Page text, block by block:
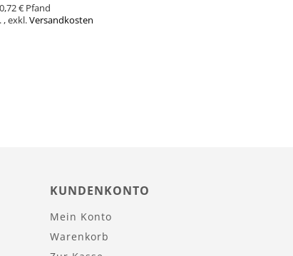
0,72 €
,exkl.Versandkosten
KUNDENKONTO
Mein Konto
Warenkorb